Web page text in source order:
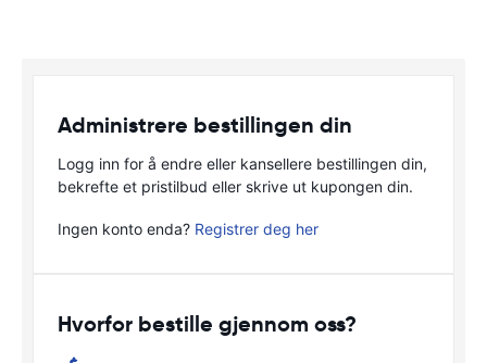
Administrere bestillingen din
Logg inn for å endre eller kansellere bestillingen din,
bekrefte et pristilbud eller skrive ut kupongen din.
Ingen konto enda? Registrer deg her
Hvorfor bestille gjennom oss?